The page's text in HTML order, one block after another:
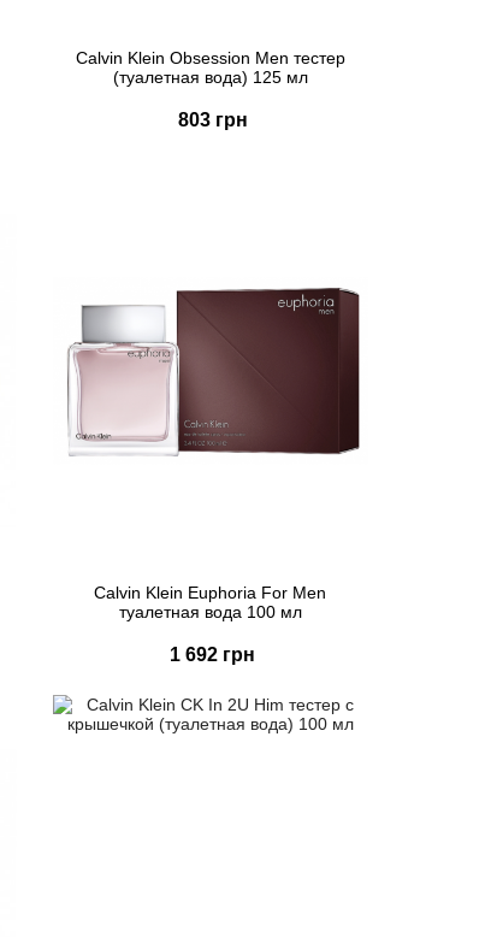
Calvin Klein Obsession Men тестер
(туалетная вода) 125 мл
803 грн
Calvin Klein Euphoria For Men
туалетная вода 100 мл
1 692 грн
Быстрый заказ